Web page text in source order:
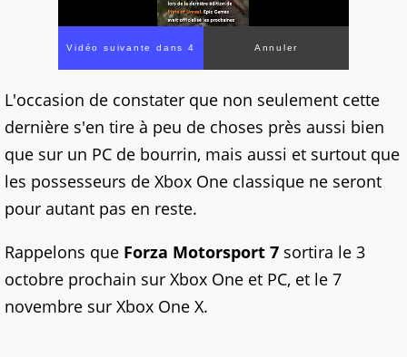
Vidéo suivante dans 2 Annuler
L'occasion de constater que non seulement cette
dernière s'en tire à peu de choses près aussi bien
que sur un PC de bourrin, mais aussi et surtout que
les possesseurs de Xbox One classique ne seront
pour autant pas en reste.
Rappelons que Forza Motorsport 7 sortira le 3
octobre prochain sur Xbox One et PC, et le 7
novembre sur Xbox One X.